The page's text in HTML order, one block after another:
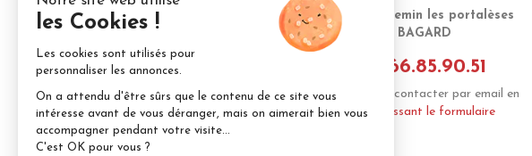
371 chemin les portalèses
30140 BAGARD
04.66.85.90.51
Nous contacter par email en
remplissant le formulaire